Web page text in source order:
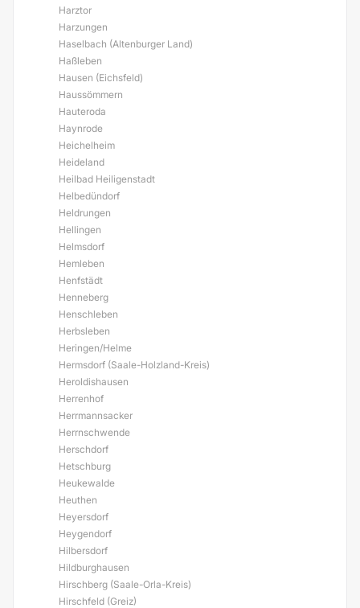
Harztor
Harzungen
Haselbach (Altenburger Land)
Haßleben
Hausen (Eichsfeld)
Haussömmern
Hauteroda
Haynrode
Heichelheim
Heideland
Heilbad Heiligenstadt
Helbedündorf
Heldrungen
Hellingen
Helmsdorf
Hemleben
Henfstädt
Henneberg
Henschleben
Herbsleben
Heringen/Helme
Hermsdorf (Saale-Holzland-Kreis)
Heroldishausen
Herrenhof
Herrmannsacker
Herrnschwende
Herschdorf
Hetschburg
Heukewalde
Heuthen
Heyersdorf
Heygendorf
Hilbersdorf
Hildburghausen
Hirschberg (Saale-Orla-Kreis)
Hirschfeld (Greiz)